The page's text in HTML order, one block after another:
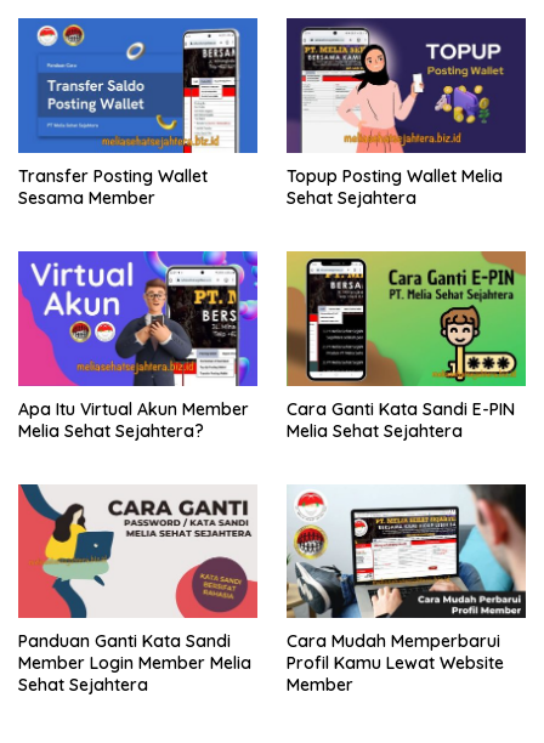
Transfer Posting Wallet
Sesama Member
Topup Posting Wallet Melia
Sehat Sejahtera
Apa Itu Virtual Akun Member
Melia Sehat Sejahtera?
Cara Ganti Kata Sandi E-PIN
Melia Sehat Sejahtera
Panduan Ganti Kata Sandi
Member Login Member Melia
Sehat Sejahtera
Cara Mudah Memperbarui
Profil Kamu Lewat Website
Member